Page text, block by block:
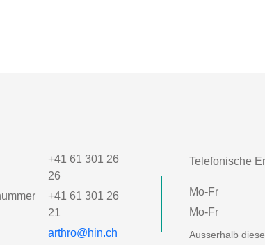
+41 61 301 26
26
+41 61 301 26
21
arthro@hin.ch
Telefonische
Mo-Fr
Mo-Fr
Ausserhalb